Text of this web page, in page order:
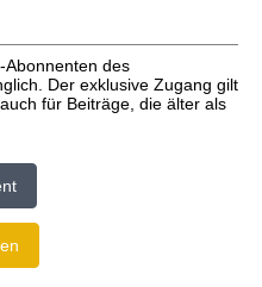
Abonnenten des
Der exklusive Zugang gilt
für Beiträge, die älter als